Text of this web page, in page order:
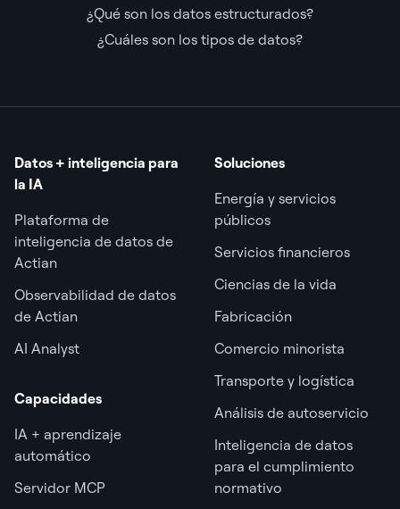
¿Qué son los datos estructurados?
¿Cuáles son los tipos de datos?
Datos + inteligencia para
la IA
Plataforma de
inteligencia de datos de
Actian
Observabilidad de datos
de Actian
AI Analyst
Capacidades
IA + aprendizaje
automático
Servidor MCP
Soluciones
Energía y servicios
públicos
Servicios financieros
Ciencias de la vida
Fabricación
Comercio minorista
Transporte y logística
Análisis de autoservicio
Inteligencia de datos
para el cumplimiento
normativo